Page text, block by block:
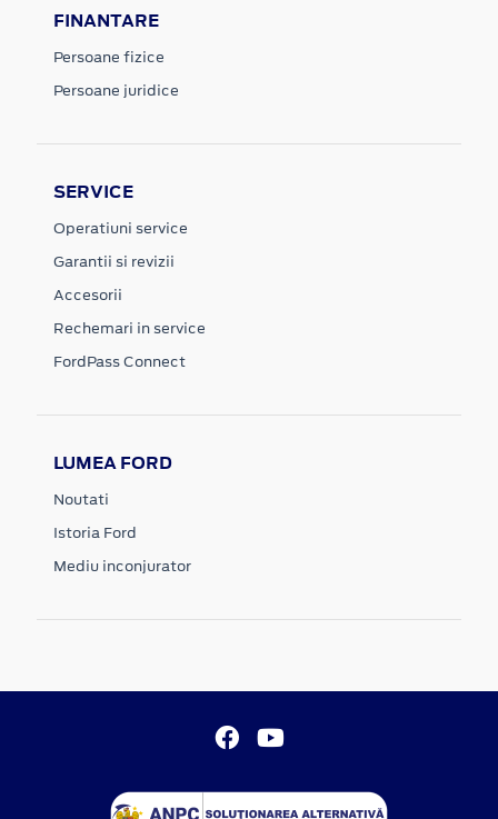
FINANTARE
Persoane fizice
Persoane juridice
SERVICE
Operatiuni service
Garantii si revizii
Accesorii
Rechemari in service
FordPass Connect
LUMEA FORD
Noutati
Istoria Ford
Mediu inconjurator